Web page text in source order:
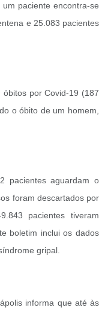
paciente encontra-se
e 25.083 pacientes
por Covid-19 (187
o óbito de um homem,
pacientes aguardam o
foram descartados por
pacientes tiveram
boletim inclui os dados
gripal.
informa que até às